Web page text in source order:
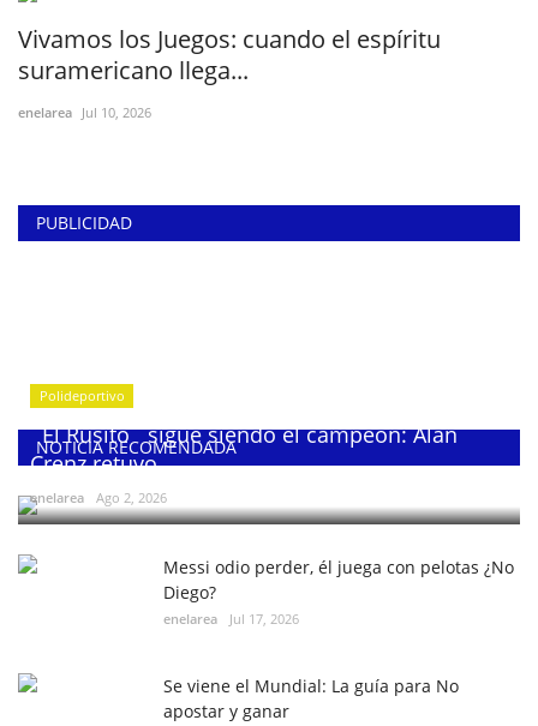
Vivamos los Juegos: cuando el espíritu
suramericano llega...
enelarea Jul 10, 2026
PUBLICIDAD
NOTICIA RECOMENDADA
Polideportivo
¨El Rusito¨ sigue siendo el campeón: Alan
Crenz retuvo...
enelarea Ago 2, 2026
Messi odio perder, él juega con pelotas ¿No
Diego?
enelarea Jul 17, 2026
Se viene el Mundial: La guía para No
apostar y ganar